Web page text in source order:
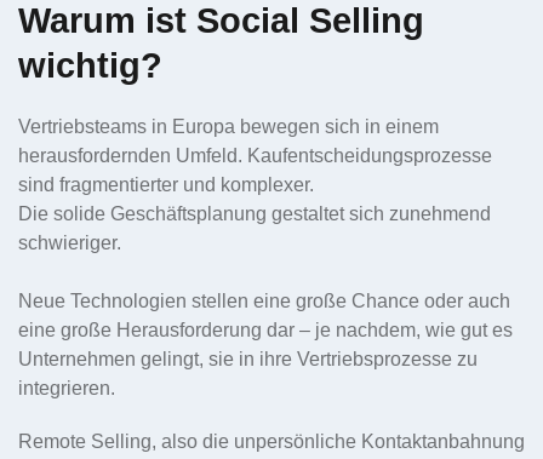
Warum ist Social Selling
wichtig?
Vertriebsteams in Europa bewegen sich in einem
herausfordernden Umfeld. Kaufentscheidungsprozesse
sind fragmentierter und komplexer.
Die solide Geschäftsplanung gestaltet sich zunehmend
schwieriger.
Neue Technologien stellen eine große Chance oder auch
eine große Herausforderung dar – je nachdem, wie gut es
Unternehmen gelingt, sie in ihre Vertriebsprozesse zu
integrieren.
Remote Selling, also die unpersönliche Kontaktanbahnung